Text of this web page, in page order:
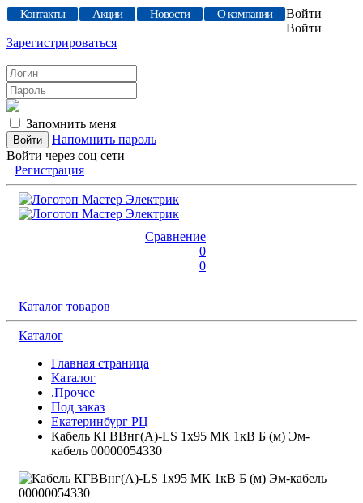
Контакты Акции Новости О компании
Войти
Войти
Зарегистрироваться
Запомнить меня
Напомнить пароль
Войти через соц сети
Регистрация
Сравнение
0
0
Каталог товаров
Каталог
Главная страница
Каталог
.Прочее
Под заказ
Екатеринбург РЦ
Кабель КГВВнг(А)-LS 1х95 МК 1кВ Б (м) Эм-
кабель 00000054330